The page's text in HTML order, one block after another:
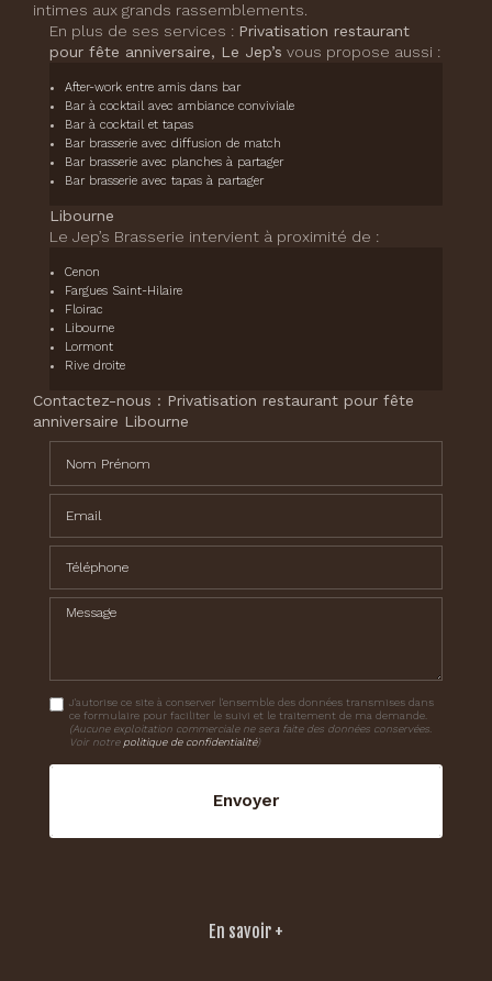
intimes aux grands rassemblements.
En plus de ses services : Privatisation restaurant
pour fête anniversaire, Le Jep’s vous propose aussi :
After-work entre amis dans bar
Bar à cocktail avec ambiance conviviale
Bar à cocktail et tapas
Bar brasserie avec diffusion de match
Bar brasserie avec planches à partager
Bar brasserie avec tapas à partager
Libourne
Le Jep’s Brasserie intervient à proximité de :
Cenon
Fargues Saint-Hilaire
Floirac
Libourne
Lormont
Rive droite
Contactez-nous : Privatisation restaurant pour fête
anniversaire Libourne
Message
J'autorise ce site à conserver l'ensemble des données transmises dans
ce formulaire pour faciliter le suivi et le traitement de ma demande.
(Aucune exploitation commerciale ne sera faite des données conservées.
Voir notre politique de confidentialité)
En savoir +